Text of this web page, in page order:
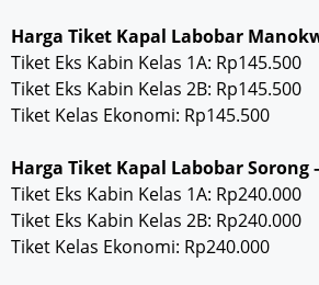
Harga Tiket Kapal Labobar
Tiket Eks Kabin Kelas 1A: Rp145.500
Tiket Eks Kabin Kelas 2B: Rp145.500
Tiket Kelas Ekonomi: Rp145.500
Harga Tiket Kapal Labobar Sorong
Tiket Eks Kabin Kelas 1A: Rp240.000
Tiket Eks Kabin Kelas 2B: Rp240.000
Tiket Kelas Ekonomi: Rp240.000